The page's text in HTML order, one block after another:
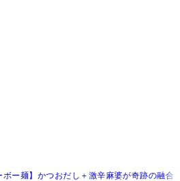
ボー麺】かつおだし＋激辛麻婆が奇跡の融合